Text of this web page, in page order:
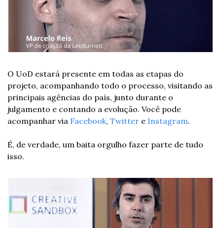
O UoD estará presente em todas as etapas do
projeto, acompanhando todo o processo, visitando as
principais agências do país, junto durante o
julgamento e contando a evolução. Você pode
acompanhar via Facebook, Twitter e Instagram.
É, de verdade, um baita orgulho fazer parte de tudo
isso.